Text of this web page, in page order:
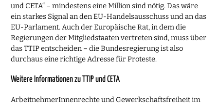
und CETA“ – mindestens eine Million sind nötig. Das wäre
ein starkes Signal an den EU-Handelsausschuss und an das
EU-Parlament. Auch der Europäische Rat, in dem die
Regierungen der Mitgliedstaaten vertreten sind, muss über
das TTIP entscheiden – die Bundesregierung ist also
durchaus eine richtige Adresse für Proteste.
Weitere Informationen zu TTIP und CETA
ArbeitnehmerInnenrechte und Gewerkschaftsfreiheit im